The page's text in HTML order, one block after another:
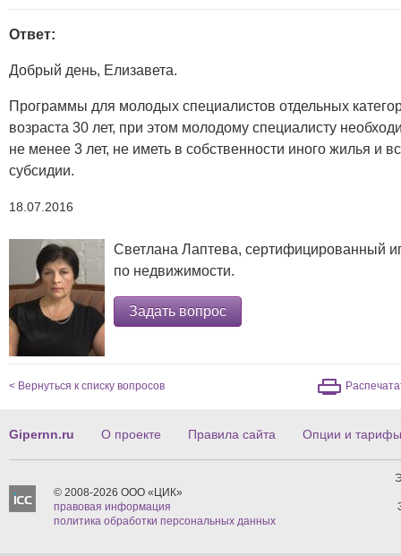
Ответ:
Добрый день, Елизавета.
Программы для молодых специалистов отдельных
возраста 30 лет, при этом молодому специалисту
не менее 3 лет, не иметь в собственности иного жилья и
субсидии.
18.07.2016
Светлана Лаптева, сертифицированный
по недвижимости.
Задать вопрос
< Вернуться к списку вопросов
Gipernn.ru О проекте Правила сайта Опции и тарифы
© 2008-2026 ООО «ЦИК»
правовая информация
политика обработки персональных данных